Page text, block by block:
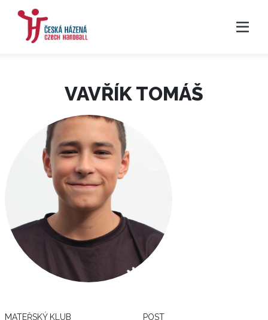
VAVŘÍK TOMÁŠ
MATEŘSKÝ KLUB POST